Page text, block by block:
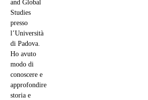
and Global
Studies
presso
l’Università
di Padova.
Ho avuto
modo di
conoscere e
approfondire
storia e